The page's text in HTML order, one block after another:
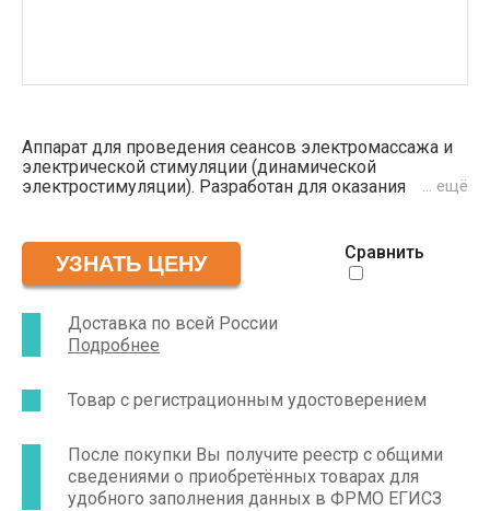
Аппарат для проведения сеансов электромассажа и
электрической стимуляции (динамической
электростимуляции). Разработан для оказания
Справляется с хроническими и острыми болями в
спине. Работает по принципу "бегущей волны". В
конструкцию встроены 48 электродов,
… ещё
Сравнить
Доставка по всей России
Подробнее
Товар с регистрационным удостоверением
После покупки Вы получите реестр с общими
сведениями о приобретённых товарах для
удобного заполнения данных в ФРМО ЕГИСЗ